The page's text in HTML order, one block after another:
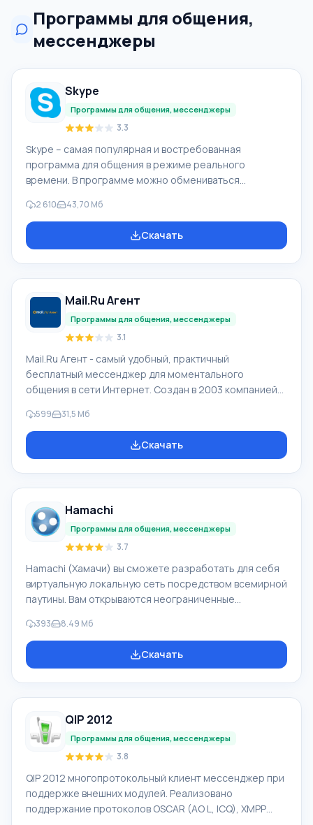
Программы для общения,
мессенджеры
Skype
Программы для общения, мессенджеры
3.3
Skype – самая популярная и востребованная
программа для общения в режиме реального
времени. В программе можно обмениваться
создавать видеосвязь. С помощью этого
мессенджера можно максимально комфортно
общаться с людьми, находящимися в любой точке
сможете скачать Скайп бесплатно без регистрации.
Вне зависимости от того, ус
2 610 43,70 Мб
Скачать
Mail.Ru Агент
Программы для общения, мессенджеры
3.1
Mail.Ru Агент - самый удобный, практичный
бесплатный мессенджер для моментального
общения в сети Интернет. Создан в 2003 компанией
месяц обслуживает 21 млн клиентов, одновременно
находятся онлайн больше 3 млн пользователей.
Функционал Mail.Ru Агент: У программы Mail.Ru Агент
ВКонтакте и мессенджерах ICQ, Gtalk. Mail.Ru Агент по
599 31,5 Мб
Скачать
Hamachi
Программы для общения, мессенджеры
3.7
Hamachi (Хамачи) вы сможете разработать для себя
виртуальную локальную сеть посредством всемирной
паутины. Вам открываются неограниченные
сети, Shared документ. Заметьте, что играть вы
можете с «не официальным» ключом или даже с
помощью crack. Важным фактом является то, что
Программа Хамачи доступна для скачивания с нашего
са
393 8.49 Мб
Скачать
QIP 2012
Программы для общения, мессенджеры
3.8
QIP 2012 многопротокольный клиент мессенджер при
поддержке внешних модулей. Реализовано
поддержание протоколов OSCAR (AO L, ICQ), XMPP